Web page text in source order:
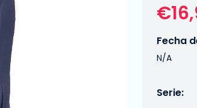
Fecha
N/A
Serie: